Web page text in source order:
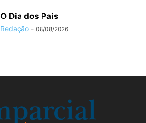
O Dia dos Pais
Redação - 08/08/2026